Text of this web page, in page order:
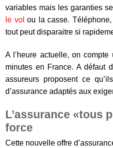
variables mais les garanties
le vol ou la casse.
tout peut disparaitre si
A l’heure actuelle, on
minutes en France. A défaut
assureurs proposent ce
d’assurance adaptés aux
L’assurance «tous
force
Cette nouvelle offre